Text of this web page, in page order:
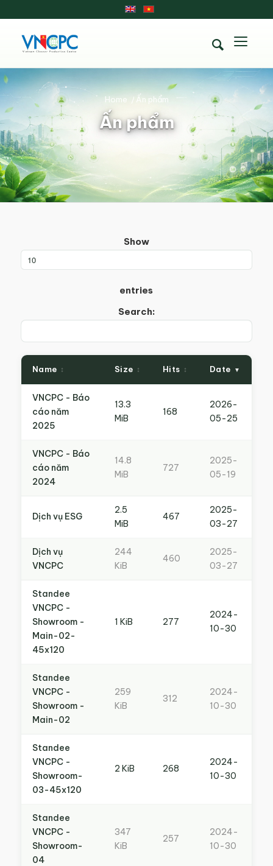
Ấn phẩm
Home / Ấn phẩm
Show
entries
Search:
Name Size Hits Date
VNCPC - Báo
cáo năm
2025
13.3
MiB
168
2026-
05-25
VNCPC - Báo
cáo năm
2024
14.8
MiB
727
2025-
05-19
Dịch vụ ESG
2.5
MiB
467
2025-
03-27
Dịch vụ
VNCPC
244
KiB
460
2025-
03-27
Standee
VNCPC -
Showroom -
Main-02-
45x120
1 KiB 277
2024-
10-30
Standee
VNCPC -
Showroom -
Main-02
259
KiB
312
2024-
10-30
Standee
VNCPC -
Showroom-
03-45x120
2 KiB 268
2024-
10-30
Standee
VNCPC -
Showroom-
04
347
KiB
257
2024-
10-30